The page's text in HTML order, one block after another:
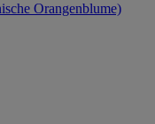
Orangenblume)